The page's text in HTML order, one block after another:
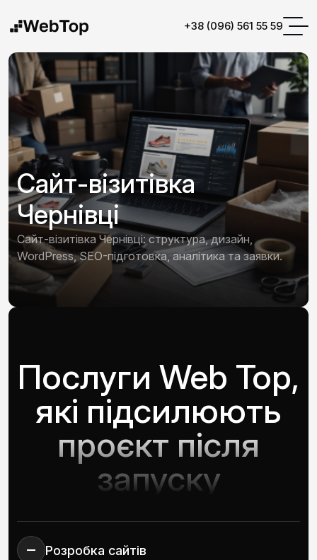
+38 (096) 561 55 59
Сайт-візитівка
Чернівці
Сайт-візитівка Чернівці: структура, дизайн,
WordPress, SEO-підготовка, аналітика та заявки.
Послуги Web Top,
які підсилюють
проєкт після
запуску
Розробка сайтів